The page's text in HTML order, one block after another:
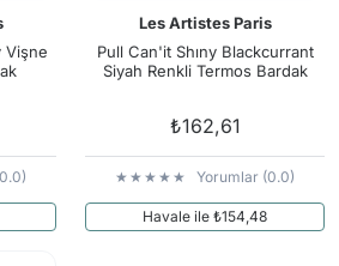
Vişne
Les Artistes Paris
Pull Can'it Shıny Blackcurrant
Siyah Renkli Termos Bardak
₺162,61
Yorumlar (0.0)
Havale ile ₺154,48